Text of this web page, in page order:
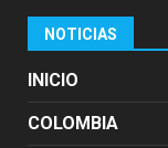
NOTICIAS
INICIO
COLOMBIA